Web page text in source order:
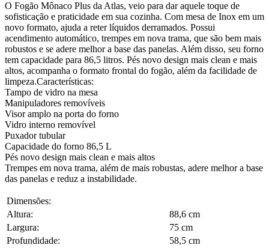
O Fogão Mônaco Plus da Atlas, veio para dar aquele toque de
sofisticação e praticidade em sua cozinha. Com mesa de Inox em um
novo formato, ajuda a reter líquidos derramados. Possui
acendimento automático, trempes em nova trama, que são bem mais
robustos e se adere melhor a base das panelas. Além disso, seu forno
tem capacidade para 86,5 litros. Pés novo design mais clean e mais
altos, acompanha o formato frontal do fogão, além da facilidade de
limpeza.Características:
Tampo de vidro na mesa
Manipuladores removíveis
Visor amplo na porta do forno
Vidro interno removível
Puxador tubular
Capacidade do forno 86,5 L
Pés novo design mais clean e mais altos
Trempes em nova trama, além de mais robustas, adere melhor a base
das panelas e reduz a instabilidade.
Dimensões:
Altura:
88,6 cm
Largura:
75 cm
Profundidade:
58,5 cm